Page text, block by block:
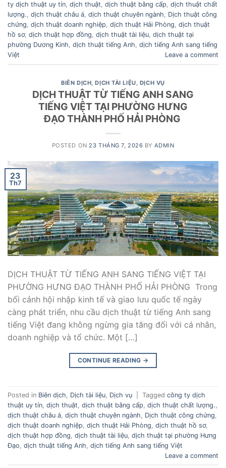
ty dịch thuật uy tín, dịch thuật, dịch thuật bằng cấp, dịch thuật chất
lượng., dịch thuật châu á, dịch thuật chuyên ngành, Dịch thuật công
chứng, dịch thuật doanh nghiệp, dịch thuật Hải Phòng, dịch thuật
hồ sơ, dịch thuật hợp đồng, dịch thuật tài liệu, dịch thuật tại
phường Dương Kinh, dịch thuật tiếng Anh, dịch tiếng Anh sang tiếng
Việt
Leave a comment
BIÊN DỊCH,DỊCH TÀI LIỆU, DỊCH VỤ
DỊCH THUẬT TỪ TIẾNG ANH SANG
TIẾNG VIỆT TẠI PHƯỜNG HƯNG
ĐẠO THÀNH PHỐ HẢI PHÒNG
POSTED ON23 THÁNG 7, 2026 BY ADMIN
23
Th7
DỊCH THUẬT TỪ TIẾNG ANH SANG TIẾNG VIỆT TẠI
PHƯỜNG HƯNG ĐẠO THÀNH PHỐ HẢI PHÒNG Trong
bối cảnh hội nhập kinh tế và giao lưu quốc tế ngày
càng phát triển, nhu cầu dịch thuật từ tiếng Anh sang
tiếng Việt đang không ngừng gia tăng đối với cá nhân,
doanh nghiệp và tổ chức. Một […]
CONTINUE READING →
Posted in Biên dịch Dịch tài liệu Dịch vụ Tagged công ty dịch
thuật uy tín dịch thuật dịch thuật bằng cấp dịch thuật chất lượng.
dịch thuật châu á dịch thuật chuyên ngành Dịch thuật công chứng
dịch thuật doanh nghiệp dịch thuật Hải Phòng dịch thuật hồ sơ,
dịch thuật hợp đồng dịch thuật tài liệu dịch thuật tại phường Hưng
Đạo dịch thuật tiếng Anh dịch tiếng Anh sang tiếng Việt
Leave a comment